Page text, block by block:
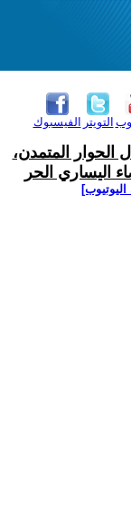
الفيسبوك التويتر
الحوار المتمدن،
اليساري الحر